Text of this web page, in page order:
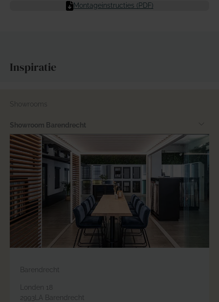
Montageinstructies (PDF)
Inspiratie
Showrooms
Showroom Barendrecht
Barendrecht
Londen 18
2993LA Barendrecht